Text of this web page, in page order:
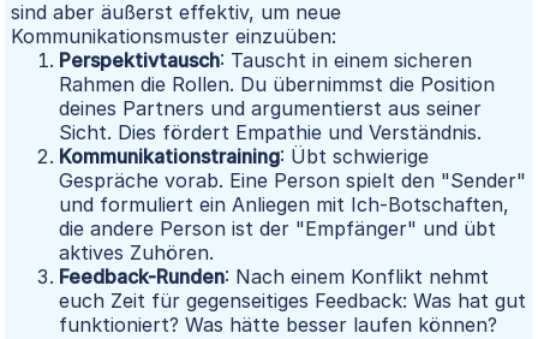
sind aber äußerst effektiv, um neue
Kommunikationsmuster einzuüben:
Perspektivtausch: Tauscht in einem sicheren
Rahmen die Rollen. Du übernimmst die Position
deines Partners und argumentierst aus seiner
Sicht. Dies fördert Empathie und Verständnis.
Kommunikationstraining: Übt schwierige
Gespräche vorab. Eine Person spielt den "Sender"
und formuliert ein Anliegen mit Ich-Botschaften,
die andere Person ist der "Empfänger" und übt
aktives Zuhören.
Feedback-Runden: Nach einem Konflikt nehmt
euch Zeit für gegenseitiges Feedback: Was hat gut
funktioniert? Was hätte besser laufen können?